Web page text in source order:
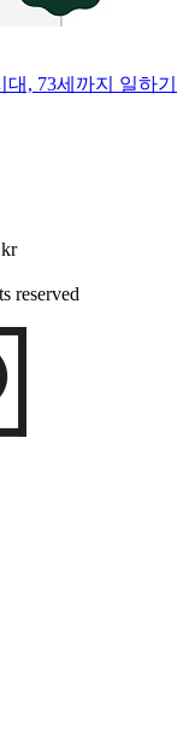
, 73세까지 일하기
reserved